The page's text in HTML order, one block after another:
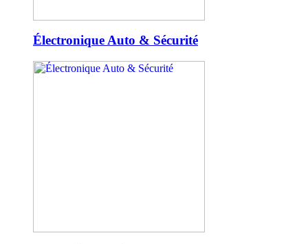
Électronique Auto & Sécurité